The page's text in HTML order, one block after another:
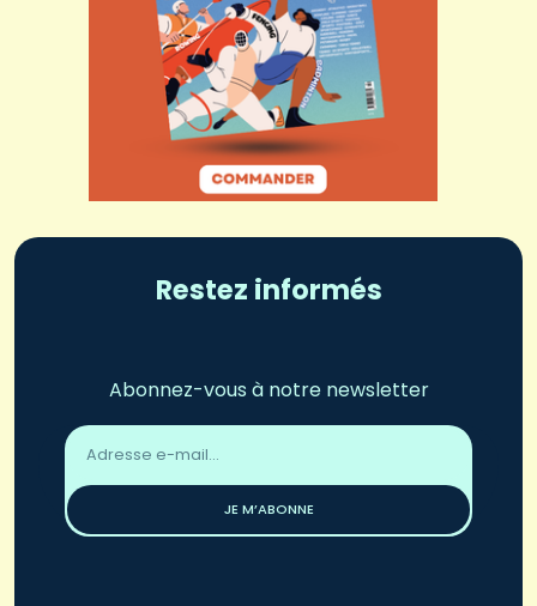
Restez informés
Abonnez-vous à notre newsletter
Adresse
email
JE M’ABONNE